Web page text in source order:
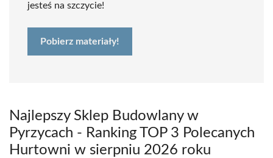
jesteś na szczycie!
Pobierz materiały!
Najlepszy Sklep Budowlany w
Pyrzycach - Ranking TOP 3 Polecanych
Hurtowni w sierpniu 2026 roku